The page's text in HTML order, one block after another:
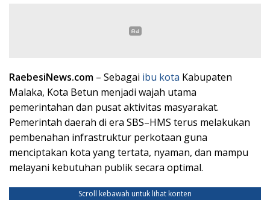
RaebesiNews.com – Sebagai ibu kota Kabupaten
Malaka, Kota Betun menjadi wajah utama
pemerintahan dan pusat aktivitas masyarakat.
Pemerintah daerah di era SBS–HMS terus melakukan
pembenahan infrastruktur perkotaan guna
menciptakan kota yang tertata, nyaman, dan mampu
melayani kebutuhan publik secara optimal.
Scroll kebawah untuk lihat konten